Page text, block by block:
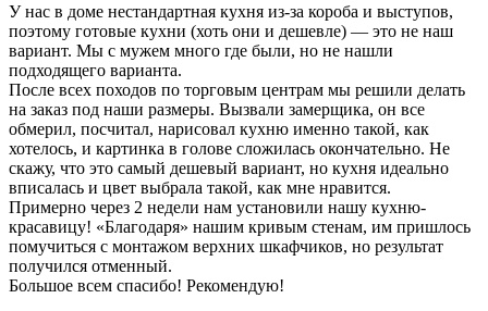
У нас в доме нестандартная кухня из-за короба и выступов,
поэтому готовые кухни (хоть они и дешевле) — это не наш
вариант. Мы с мужем много где были, но не нашли
подходящего варианта.
После всех походов по торговым центрам мы решили делать
на заказ под наши размеры. Вызвали замерщика, он все
обмерил, посчитал, нарисовал кухню именно такой, как
хотелось, и картинка в голове сложилась окончательно. Не
скажу, что это самый дешевый вариант, но кухня идеально
вписалась и цвет выбрала такой, как мне нравится.
Примерно через 2 недели нам установили нашу кухню-
красавицу! «Благодаря» нашим кривым стенам, им пришлось
помучиться с монтажом верхних шкафчиков, но результат
получился отменный.
Большое всем спасибо! Рекомендую!